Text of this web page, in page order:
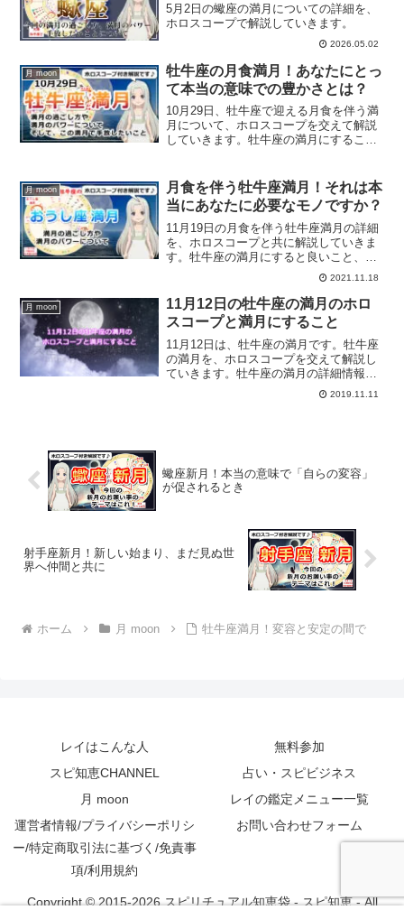
5月2日の蠍座の満月についての詳細を、
ホロスコープで解説していきます。
2026.05.02
月 moon
牡牛座の月食満月！あなたにとっ
て本当の意味での豊かさとは？
10月29日、牡牛座で迎える月食を伴う満
月について、ホロスコープを交えて解説
していきます。牡牛座の満月にすること
月 moon
月食を伴う牡牛座満月！それは本
当にあなたに必要なモノですか？
11月19日の月食を伴う牡牛座満月の詳細
を、ホロスコープと共に解説していきま
す。牡牛座の満月にすると良いこと、手
放したいモノは何なのか？ぜひチェック
2021.11.18
月 moon
11月12日の牡牛座の満月のホロ
スコープと満月にすること
11月12日は、牡牛座の満月です。牡牛座
の満月を、ホロスコープを交えて解説し
ていきます。牡牛座の満月の詳細情報、
また、牡牛座の満月にすると良いことに
2019.11.11
蠍座新月！本当の意味で「自らの変容」
が促されるとき
射手座新月！新しい始まり、まだ見ぬ世
界へ仲間と共に
ホーム 月 moon 牡牛座満月！変容と安定の間で
レイはこんな人
無料参加
スピ知恵CHANNEL
占い・スピビジネス
月 moon
レイの鑑定メニュー一覧
運営者情報/プライバシーポリシ
ー/特定商取引法に基づく/免責事
項/利用規約
お問い合わせフォーム
Copyright © 2015-2026 スピリチュアル知恵袋 - スピ知恵 - All